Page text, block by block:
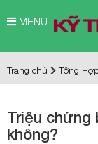
MENU
Trang chủ Tổng Hợp
Triệu
không?